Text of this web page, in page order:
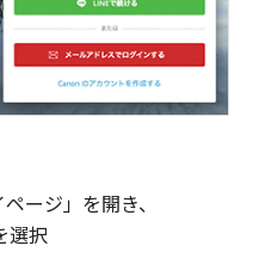
ージ」を開き、
選択